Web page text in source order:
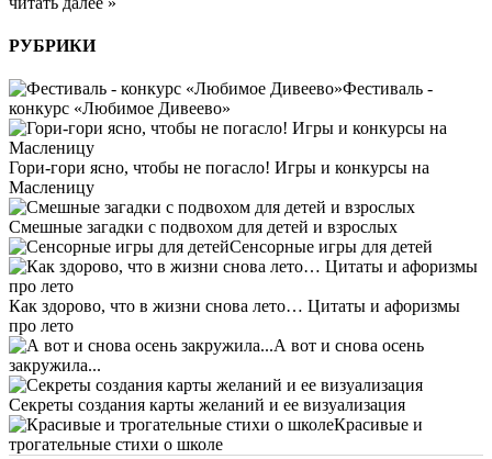
РУБРИКИ
Фестиваль -
конкурс «Любимое Дивеево»
Гори-гори ясно, чтобы не погасло! Игры и конкурсы на
Масленицу
Смешные загадки с подвохом для детей и взрослых
Сенсорные игры для детей
Как здорово, что в жизни снова лето… Цитаты и афоризмы
про лето
А вот и снова осень
закружила...
Секреты создания карты желаний и ее визуализация
Красивые и
трогательные стихи о школе